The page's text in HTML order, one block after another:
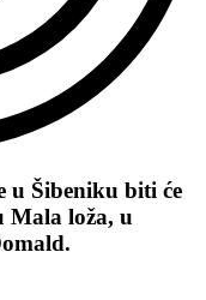
u Šibeniku biti će
Mala loža, u